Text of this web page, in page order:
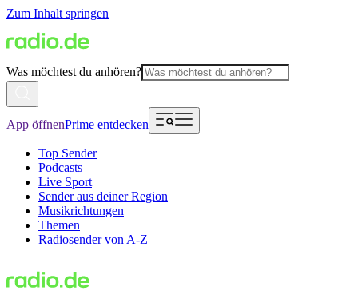
Zum Inhalt springen
Was möchtest du anhören?
App öffnenPrime entdecken
Top Sender
Podcasts
Live Sport
Sender aus deiner Region
Musikrichtungen
Themen
Radiosender von A-Z